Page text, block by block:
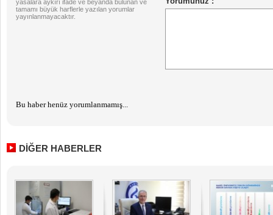
yasalara aykırı ifade ve beyanda bulunan ve
tamamı büyük harflerle yazılan yorumlar
yayınlanmayacaktır.
Bu haber henüz yorumlanmamış...
DİĞER HABERLER